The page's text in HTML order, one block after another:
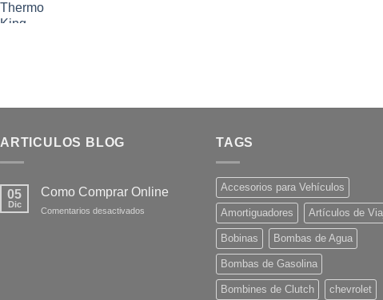
ARTICULOS BLOG
05
Dic
Como Comprar Online
Comentarios desactivados
TAGS
Accesorios para Vehículos
Amortiguadores Artículos de
Bobinas Bombas de Agua
Bombas de Gasolina
Bombines de Clutch chevrolet